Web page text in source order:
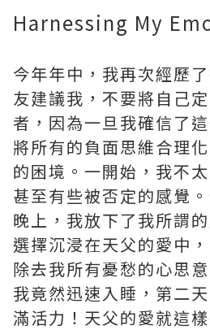
Harnessing My
今年年中，我再次經歷
友建議我，不要將自己
者，因為一旦我確信了
將所有的負面思維合理
的困境。一開始，我不
甚至有些被否定的感覺
晚上，我放下了我所謂
選擇沉浸在天父的愛中
除去我所有憂愁的心思
我竟然迅速入睡，第二
滿活力！天父的愛就這